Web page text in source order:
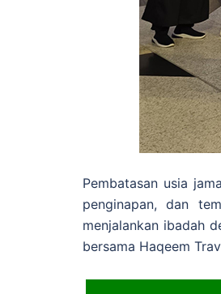
Pembatasan usia
penginapan, dan
menjalankan ibadah
bersama Haqeem